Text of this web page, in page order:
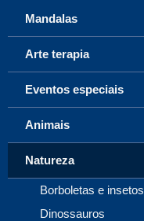
Mandalas
Arte terapia
Eventos especiais
Animais
Natureza
Borboletas e insetos
Dinossauros